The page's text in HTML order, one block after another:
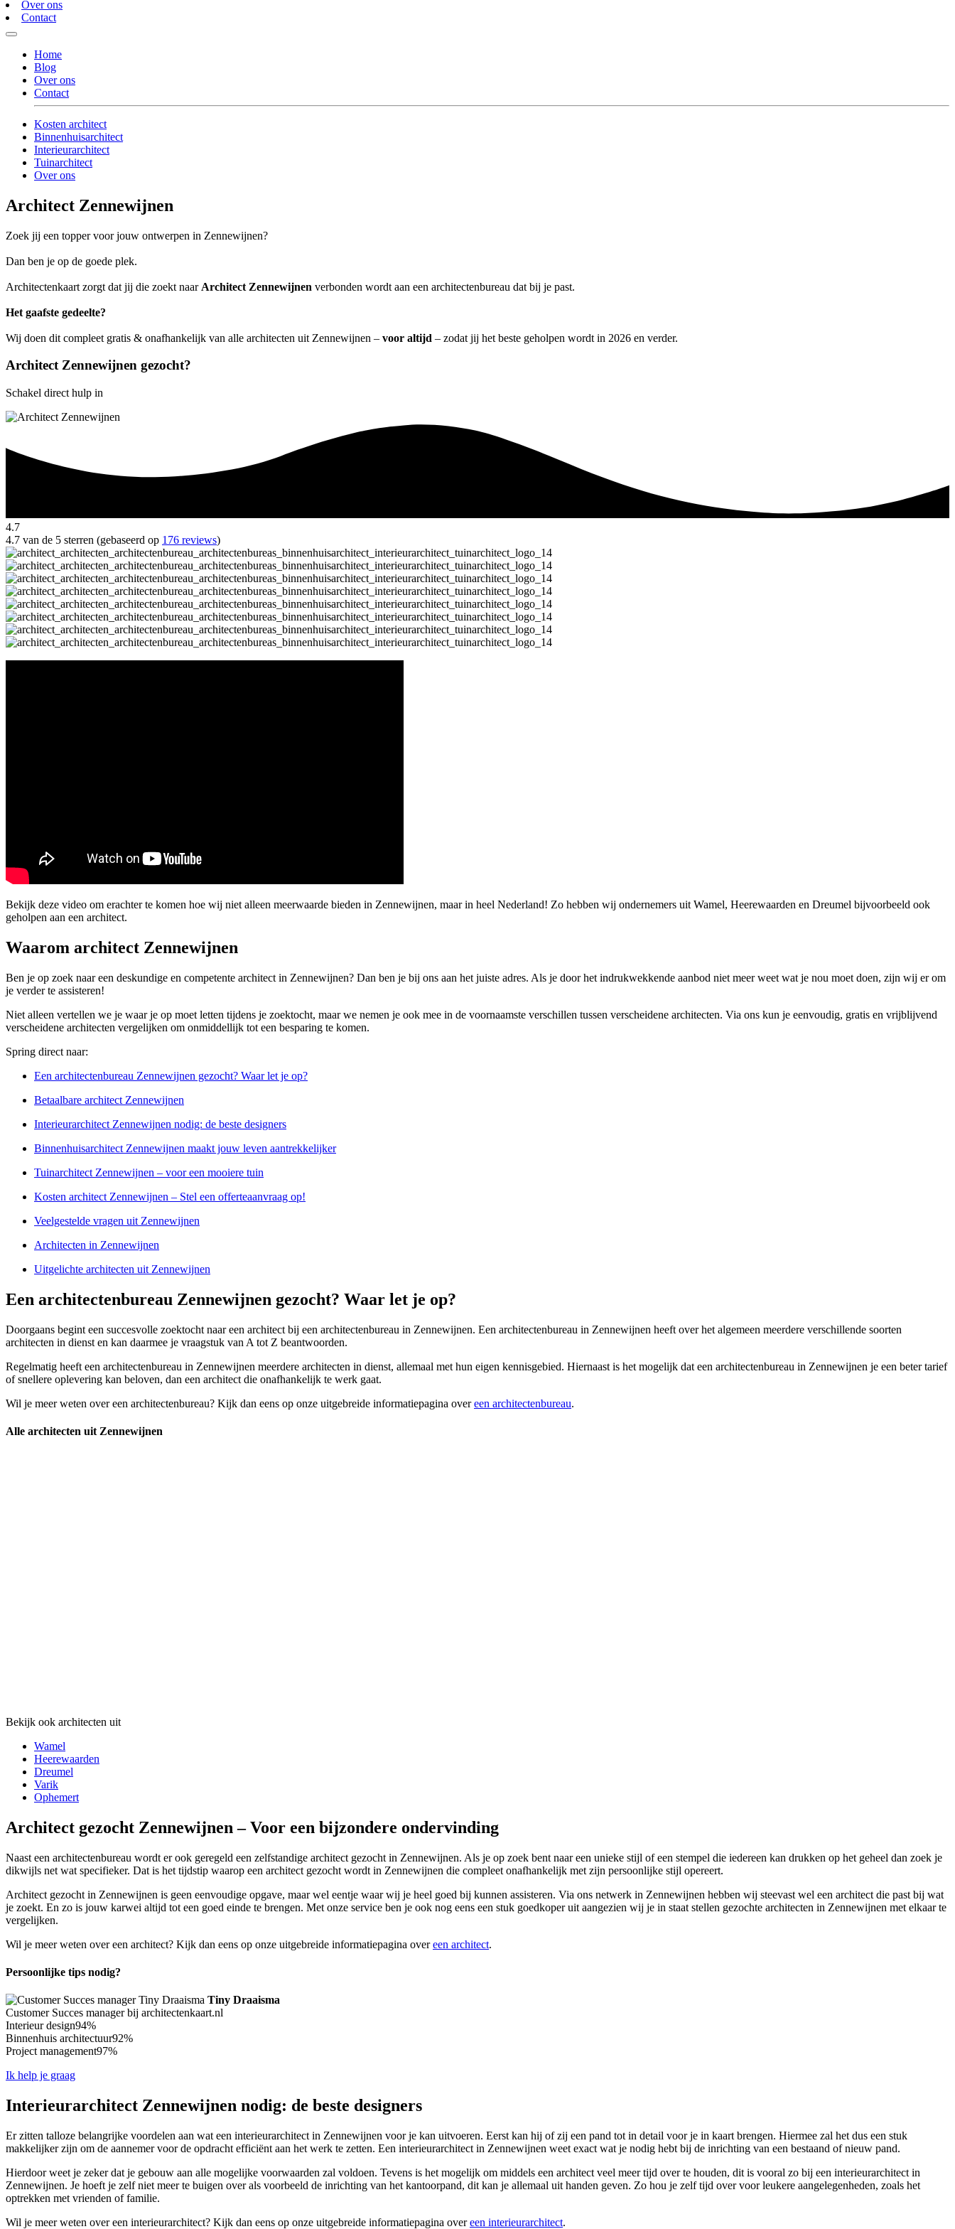
Over ons
Contact
Home
Blog
Over ons
Contact
Kosten architect
Binnenhuisarchitect
Interieurarchitect
Tuinarchitect
Over ons
Architect Zennewijnen
Zoek jij een topper voor jouw ontwerpen in Zennewijnen?
Dan ben je op de goede plek.
Architectenkaart zorgt dat jij die zoekt naar Architect Zennewijnen verbonden wordt aan een architectenbureau dat bij je past.
Het gaafste gedeelte?
Wij doen dit compleet gratis & onafhankelijk van alle architecten uit Zennewijnen – voor altijd – zodat jij het beste geholpen wordt in 2026 en verder.
Architect Zennewijnen gezocht?
Schakel direct hulp in
4.7
4.7 van de 5 sterren (gebaseerd op 176 reviews)
Bekijk deze video om erachter te komen hoe wij niet alleen meerwaarde bieden in Zennewijnen, maar in heel Nederland! Zo hebben wij ondernemers uit Wamel, Heerewaarden en Dreumel bijvoorbeeld ook
geholpen aan een architect.
Waarom architect Zennewijnen
Ben je op zoek naar een deskundige en competente architect in Zennewijnen? Dan ben je bij ons aan het juiste adres. Als je door het indrukwekkende aanbod niet meer weet wat je nou moet doen, zijn wij er om
je verder te assisteren!
Niet alleen vertellen we je waar je op moet letten tijdens je zoektocht, maar we nemen je ook mee in de voornaamste verschillen tussen verscheidene architecten. Via ons kun je eenvoudig, gratis en vrijblijvend
verscheidene architecten vergelijken om onmiddellijk tot een besparing te komen.
Spring direct naar:
Een architectenbureau Zennewijnen gezocht? Waar let je op?
Betaalbare architect Zennewijnen
Interieurarchitect Zennewijnen nodig: de beste designers
Binnenhuisarchitect Zennewijnen maakt jouw leven aantrekkelijker
Tuinarchitect Zennewijnen – voor een mooiere tuin
Kosten architect Zennewijnen – Stel een offerteaanvraag op!
Veelgestelde vragen uit Zennewijnen
Architecten in Zennewijnen
Uitgelichte architecten uit Zennewijnen
Een architectenbureau Zennewijnen gezocht? Waar let je op?
Doorgaans begint een succesvolle zoektocht naar een architect bij een architectenbureau in Zennewijnen. Een architectenbureau in Zennewijnen heeft over het algemeen meerdere verschillende soorten
architecten in dienst en kan daarmee je vraagstuk van A tot Z beantwoorden.
Regelmatig heeft een architectenbureau in Zennewijnen meerdere architecten in dienst, allemaal met hun eigen kennisgebied. Hiernaast is het mogelijk dat een architectenbureau in Zennewijnen je een beter tarief
of snellere oplevering kan beloven, dan een architect die onafhankelijk te werk gaat.
Wil je meer weten over een architectenbureau? Kijk dan eens op onze uitgebreide informatiepagina overeen architectenbureau.
Alle architecten uit Zennewijnen
Bekijk ook architecten uit
Wamel
Heerewaarden
Dreumel
Varik
Ophemert
Architect gezocht Zennewijnen – Voor een bijzondere ondervinding
Naast een architectenbureau wordt er ook geregeld een zelfstandige architect gezocht in Zennewijnen. Als je op zoek bent naar een unieke stijl of een stempel die iedereen kan drukken op het geheel dan zoek je
dikwijls net wat specifieker. Dat is het tijdstip waarop een architect gezocht wordt in Zennewijnen die compleet onafhankelijk met zijn persoonlijke stijl opereert.
Architect gezocht in Zennewijnen is geen eenvoudige opgave, maar wel eentje waar wij je heel goed bij kunnen assisteren. Via ons netwerk in Zennewijnen hebben wij steevast wel een architect die past bij wat
je zoekt. En zo is jouw karwei altijd tot een goed einde te brengen. Met onze service ben je ook nog eens een stuk goedkoper uit aangezien wij je in staat stellen gezochte architecten in Zennewijnen met elkaar te
vergelijken.
Wil je meer weten over een architect? Kijk dan eens op onze uitgebreide informatiepagina overeen architect.
Persoonlijke tips nodig?
Tiny Draaisma
Customer Succes manager bij architectenkaart.nl
Interieur design94%
Binnenhuis architectuur92%
Project management97%
Ik help je graag
Interieurarchitect Zennewijnen nodig: de beste designers
Er zitten talloze belangrijke voordelen aan wat een interieurarchitect in Zennewijnen voor je kan uitvoeren. Eerst kan hij of zij een pand tot in detail voor je in kaart brengen. Hiermee zal het dus een stuk
makkelijker zijn om de aannemer voor de opdracht efficiënt aan het werk te zetten. Een interieurarchitect in Zennewijnen weet exact wat je nodig hebt bij de inrichting van een bestaand of nieuw pand.
Hierdoor weet je zeker dat je gebouw aan alle mogelijke voorwaarden zal voldoen. Tevens is het mogelijk om middels een architect veel meer tijd over te houden, dit is vooral zo bij een interieurarchitect in
Zennewijnen. Je hoeft je zelf niet meer te buigen over als voorbeeld de inrichting van het kantoorpand, dit kan je allemaal uit handen geven. Zo hou je zelf tijd over voor leukere aangelegenheden, zoals het
optrekken met vrienden of familie.
Wil je meer weten over een interieurarchitect? Kijk dan eens op onze uitgebreide informatiepagina overeen interieurarchitect.